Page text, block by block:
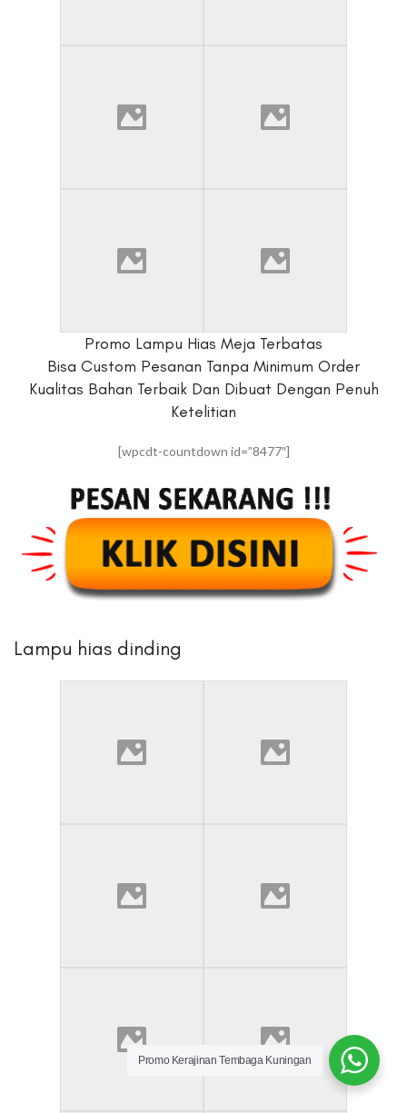
Promo Lampu Hias Meja Terbatas
Bisa Custom Pesanan Tanpa Minimum Order
Kualitas Bahan Terbaik Dan Dibuat Dengan Penuh
Ketelitian
[wpcdt-countdown id=”8477″]
Lampu hias dinding
Promo Kerajinan Tembaga Kuningan